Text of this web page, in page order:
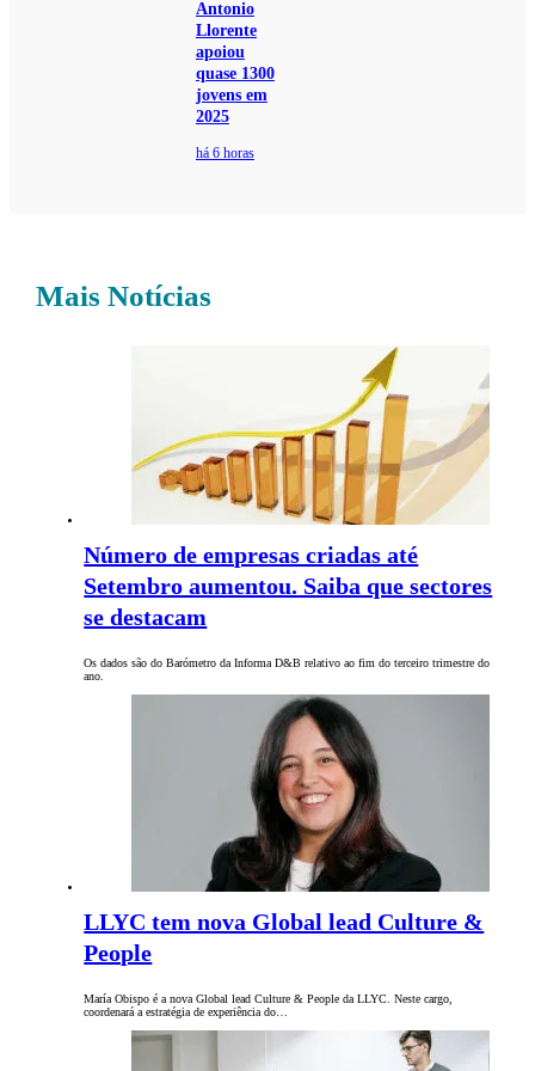
Antonio
Llorente
apoiou
quase 1300
jovens em
2025
há 6 horas
Mais Notícias
Número de empresas criadas até
Setembro aumentou. Saiba que sectores
se destacam
Os dados são do Barómetro da Informa D&B relativo ao fim do terceiro trimestre do
ano.
LLYC tem nova Global lead Culture &
People
María Obispo é a nova Global lead Culture & People da LLYC. Neste cargo,
coordenará a estratégia de experiência do…